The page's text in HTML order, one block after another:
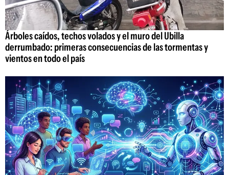
Árboles caídos, techos volados y el muro del Ubilla
derrumbado: primeras consecuencias de las tormentas y
vientos en todo el país